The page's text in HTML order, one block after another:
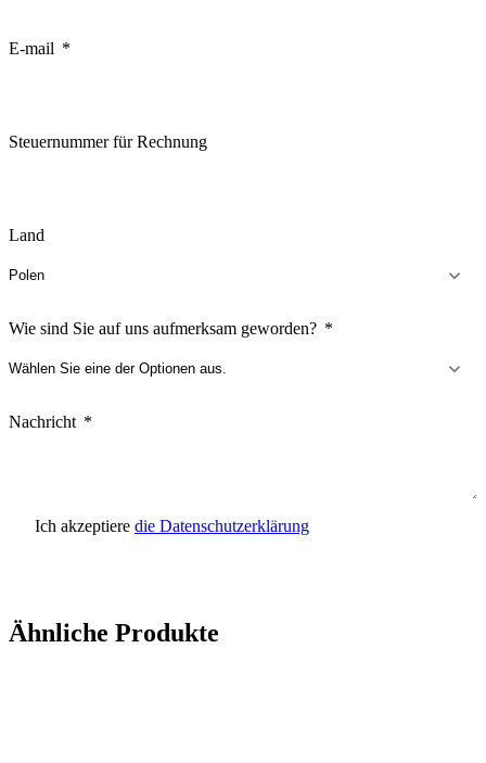
E-mail
Steuernummer für Rechnung
Land
Wie sind Sie auf uns aufmerksam geworden?
Nachricht
Ich akzeptiere die Datenschutzerklärung
Ähnliche Produkte